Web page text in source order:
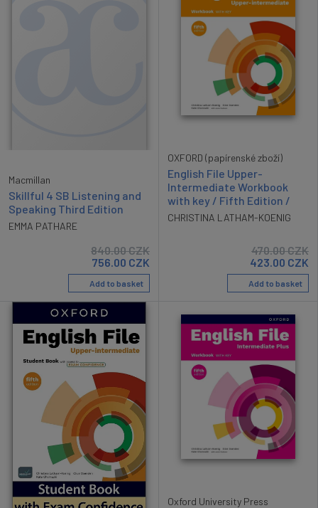
Macmillan
Skillful 4 SB Listening and
Speaking Third Edition
EMMA PATHARE
840.00CZK
756.00 CZK
Add to basket
OXFORD (papírenské zboží)
English File Upper-
Intermediate Workbook
with key / Fifth Edition /
CHRISTINA LATHAM-KOENIG
470.00CZK
423.00 CZK
Add to basket
Oxford University Press